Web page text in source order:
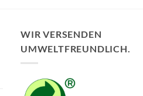
WIR VERSENDEN
UMWELTFREUNDLICH.